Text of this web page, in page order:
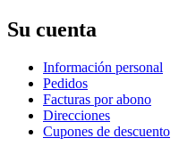
Su cuenta
Información personal
Pedidos
Facturas por abono
Direcciones
Cupones de descuento